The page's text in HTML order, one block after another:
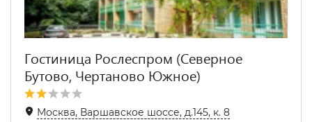
Гостиница Рослеспром (Северное
Бутово, Чертаново Южное)
Москва, Варшавское шоссе, д.145, к. 8